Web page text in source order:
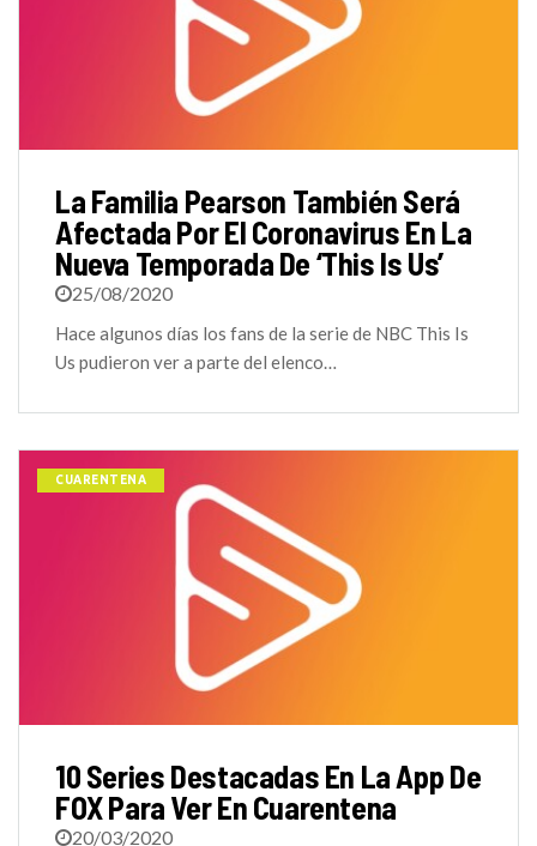
La Familia Pearson También Será
Afectada Por El Coronavirus En La
Nueva Temporada De ‘This Is Us’
25/08/2020
Hace algunos días los fans de la serie de NBC This Is
Us pudieron ver a parte del elenco…
CUARENTENA
10 Series Destacadas En La App De
FOX Para Ver En Cuarentena
20/03/2020